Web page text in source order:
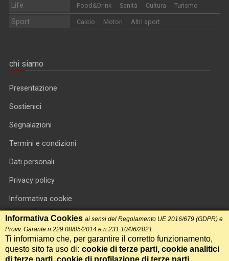
Life Food&Drink Sanità Cultura Turismo
Sport Calcio Motori Altri sport
chi siamo
Presentazione
Sostienici
Segnalazioni
Termini e condizioni
Dati personali
Privacy policy
Informativa cookie
RSS feed
RSS Top News
Contatti
Informativa Cookies ai sensi del Regolamento UE 2016/679 (GDPR) e
Provv. Garante n.229 08/05/2014 e n.231 10/06/2021
Ti informiamo che, per garantire il corretto funzionamento,
questo sito fa uso di: cookie di terze parti, cookie analitici
di terze parti, cookie di profilazione di terze parti